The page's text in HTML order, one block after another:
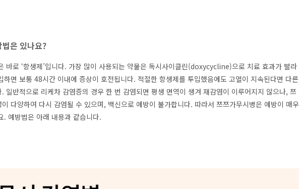
은 있나요?
바로 ‘항생제’입니다. 가장 많이 사용되는 약물은 독시사이클린(doxycycline)으로 치료 효과가 빨라
하면 보통 48시간 이내에 증상이 호전됩니다. 적절한 항생제를 투입했음에도 고열이 지속된다면 다른
. 일반적으로 리케차 감염증의 경우 한 번 감염되면 평생 면역이 생겨 재감염이 이루어지지 않으나, 쯔
다양하여 다시 감염될 수 있으며, 백신으로 예방이 불가합니다. 따라서 쯔쯔가무시병은 예방이 매우
. 예방법은 아래 내용과 같습니다.